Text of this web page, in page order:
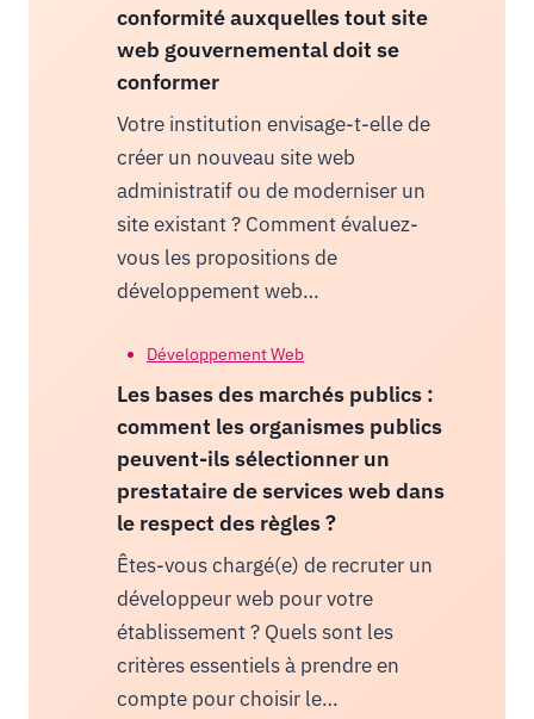
conformité auxquelles tout site
web gouvernemental doit se
conformer
Votre institution envisage-t-elle de
créer un nouveau site web
administratif ou de moderniser un
site existant ? Comment évaluez-
vous les propositions de
développement web…
Développement Web
Les bases des marchés publics :
comment les organismes publics
peuvent-ils sélectionner un
prestataire de services web dans
le respect des règles ?
Êtes-vous chargé(e) de recruter un
développeur web pour votre
établissement ? Quels sont les
critères essentiels à prendre en
compte pour choisir le…